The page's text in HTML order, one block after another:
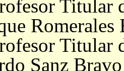
Titular
Romerales
Titular
Bravo